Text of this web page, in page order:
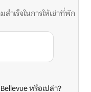
ำเร็จในการให้เช่าที่พัก
หรือเปล่า?